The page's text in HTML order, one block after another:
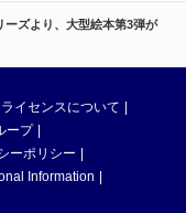
ーズより、大型絵本第3弾が
ライセンスについて
ープ
ーポリシー
Information